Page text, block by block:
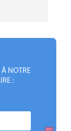
NOTRE
: